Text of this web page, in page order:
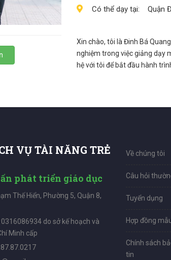
Có thể dạy tại: Quận
Xin chào, tôi là Đinh Bá
nghiệm trong việc giảng dạy
hệ với tôi để bắt đầu hành
VỤ TÀI NĂNG TRẺ
phát triển giáo dục
Thế Hiển, Phường 5, Quận 8,
0316086934 do sở kế hoạch và
Minh cấp
Về chúng tôi
Câu hỏi
Tuyển dụng
Hợp đồng
Chính sách
tin